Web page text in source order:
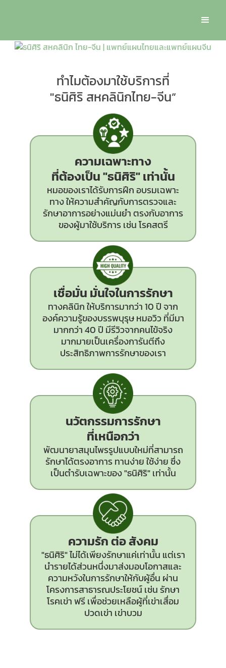
ทำไมต้องมาใช้บริการที่
"ธนิศิริ สหคลินิกไทย-จีน”
ความเฉพาะทาง
ที่ต้องเป็น"ธนิศิริ"เท่านั้น
หมอของเราได้รับการฝึก อบรมเฉพาะ
ทาง ให้ความสำคัญกับการตรวจและ
รักษาอาการอย่างแม่นยำ ตรงกับอาการ
ของผู้มาใช้บริการ เช่น โรคสตรี
เชื่อมั่น มั่นใจในการรักษา
ทางคลินิก ให้บริการมากว่า 10 ปี จาก
องค์ความรู้ของบรรพบุรุษ หมอวิว ที่มีมา
มากกว่า 40 ปี มีรีวิวจากคนไข้จริง
มากมายเป็นเครื่องการันตีถึง
ประสิทธิภาพการรักษาของเรา
นวัตกรรมการรักษา
ที่เหนือกว่า
พัฒนายาสมุนไพรรูปแบบใหม่ที่สามารถ
รักษาได้ตรงอาการ ทานง่าย ใช้ง่าย ซึ่ง
เป็นตำรับเฉพาะของ "ธนิศิริ" เท่านั้น
ความรัก ต่อ สังคม
"ธนิศิริ" ไม่ได้เพียงรักษาแค่เท่านั้น แต่เรา
นำรายได้ส่วนหนึ่งมาส่งมอบโอกาสและ
ความหวังในการรักษาให้กับผู้อื่น ผ่าน
โครงการสาธารณประโยชน์ เช่น รักษา
โรคเข่า ฟรี เพื่อช่วยเหลือผู้ที่เข่าเสื่อม
ปวดเข่า เข่าบวม